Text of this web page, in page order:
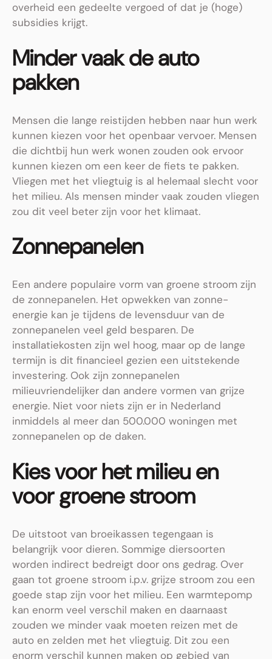
overheid een gedeelte vergoed of dat je (hoge)
subsidies krijgt.
Minder vaak de auto
pakken
Mensen die lange reistijden hebben naar hun werk
kunnen kiezen voor het openbaar vervoer. Mensen
die dichtbij hun werk wonen zouden ook ervoor
kunnen kiezen om een keer de fiets te pakken.
Vliegen met het vliegtuig is al helemaal slecht voor
het milieu. Als mensen minder vaak zouden vliegen
zou dit veel beter zijn voor het klimaat.
Zonnepanelen
Een andere populaire vorm van groene stroom zijn
de zonnepanelen. Het opwekken van zonne-
energie kan je tijdens de levensduur van de
zonnepanelen veel geld besparen. De
installatiekosten zijn wel hoog, maar op de lange
termijn is dit financieel gezien een uitstekende
investering. Ook zijn zonnepanelen
milieuvriendelijker dan andere vormen van grijze
energie. Niet voor niets zijn er in Nederland
inmiddels al meer dan 500.000 woningen met
zonnepanelen op de daken.
Kies voor het milieu en
voor groene stroom
De uitstoot van broeikassen tegengaan is
belangrijk voor dieren. Sommige diersoorten
worden indirect bedreigt door ons gedrag. Over
gaan tot groene stroom i.p.v. grijze stroom zou een
goede stap zijn voor het milieu. Een warmtepomp
kan enorm veel verschil maken en daarnaast
zouden we minder vaak moeten reizen met de
auto en zelden met het vliegtuig. Dit zou een
enorm verschil kunnen maken op gebied van